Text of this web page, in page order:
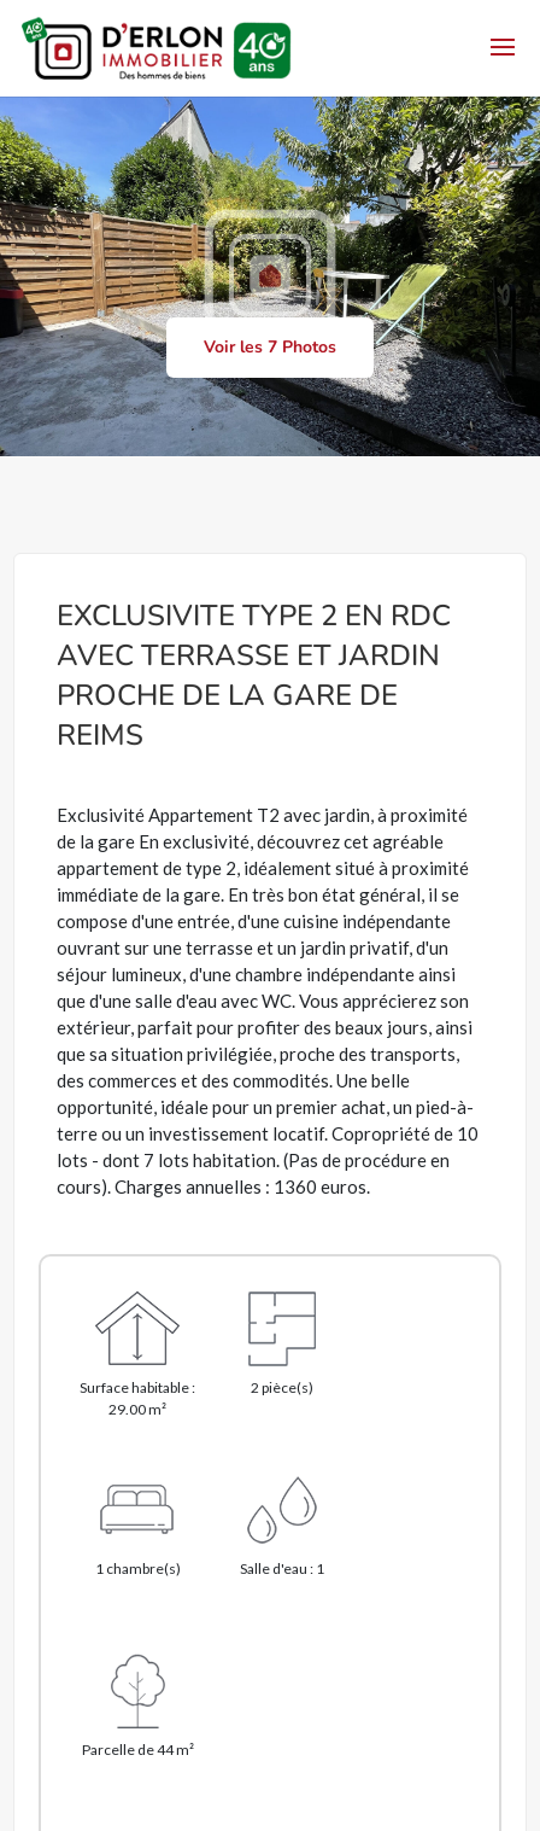
Voir les 7 Photos
EXCLUSIVITE TYPE 2 EN RDC
AVEC TERRASSE ET JARDIN
PROCHE DE LA GARE DE
REIMS
Exclusivité Appartement T2 avec jardin, à proximité
de la gare En exclusivité, découvrez cet agréable
appartement de type 2, idéalement situé à proximité
immédiate de la gare. En très bon état général, il se
compose d'une entrée, d'une cuisine indépendante
ouvrant sur une terrasse et un jardin privatif, d'un
séjour lumineux, d'une chambre indépendante ainsi
que d'une salle d'eau avec WC. Vous apprécierez son
extérieur, parfait pour profiter des beaux jours, ainsi
que sa situation privilégiée, proche des transports,
des commerces et des commodités. Une belle
opportunité, idéale pour un premier achat, un pied-à-
terre ou un investissement locatif. Copropriété de 10
lots - dont 7 lots habitation. (Pas de procédure en
cours). Charges annuelles : 1360 euros.
Surface habitable :
29.00 m²
2 pièce(s)
1 chambre(s) Salle d'eau : 1
Parcelle de 44 m²